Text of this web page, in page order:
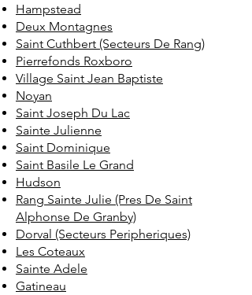
Hampstead
Deux Montagnes
Saint Cuthbert (Secteurs De Rang)
Pierrefonds Roxboro
Village Saint Jean Baptiste
Noyan
Saint Joseph Du Lac
Sainte Julienne
Saint Dominique
Saint Basile Le Grand
Hudson
Rang Sainte Julie (Pres De Saint
Alphonse De Granby)
Dorval (Secteurs Peripheriques)
Les Coteaux
Sainte Adele
Gatineau